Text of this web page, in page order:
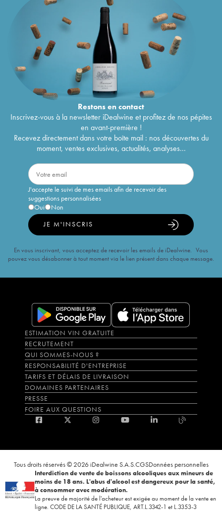
Restons encontact
Inscrivez-vous à la newsletter iDealwine et profitez de nos pépites
en avant-première !
Recevez directement dans votre boîte mail : nos découvertes du
moment, ventes exclusives, actualités, analyses...
J'accepte le suivi de mes emails afin de recevoir des
suggestions personnalisées
Oui
Non
JE M'INSCRIS
En vous inscrivant, vous acceptez de recevoir les emails de iDealwine. Vous
pouvez vous désabonner à tout moment via le lien présent dans chaque message.
ESTIMATION VIN GRATUITE
RECRUTEMENT
QUI SOMMES-NOUS ?
RESPONSABILITÉ D'ENTREPRISE
TARIFS ET DÉLAIS DE LIVRAISON
DOMAINES PARTENAIRES
PRESSE
FOIRE AUX QUESTIONS
Tous droits réservés © 2026 iDealwine S.A.S.CGSDonnées personnelles
Interdiction de vente de boissons alcooliques aux mineurs de
moins de 18 ans. L'abus d'alcool est dangereux pour la santé,
à consommer avec modération.
La preuve de majorité de l'acheteur est exigée au moment de la vente en
ligne. CODE DE LA SANTÉ PUBLIQUE, ART.L.3342-1 et L.3353-3